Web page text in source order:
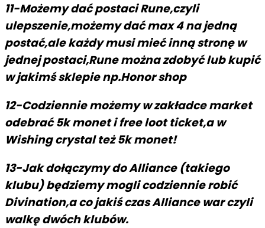
11-Możemy dać postaci Rune,czyli
ulepszenie,możemy dać max 4 na jedną
postać,ale każdy musi mieć inną stronę w
jednej postaci,Rune można zdobyć lub kupić
w jakimś sklepie np.Honor shop
12-Codziennie możemy w zakładce market
odebrać 5k monet i free loot ticket,a w
Wishing crystal też 5k monet!
13-Jak dołączymy do Alliance (takiego
klubu) będziemy mogli codziennie robić
Divination,a co jakiś czas Alliance war czyli
walkę dwóch klubów.